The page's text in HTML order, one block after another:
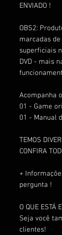
ENVIADO !
OBS2:
marcadas
superficiais
DVD - mais
Acompanha
01 - Game
01 - Manual
TEMOS
CONFIRA
+
pergunta !
O QUE ESTÁ
Seja você
clientes!